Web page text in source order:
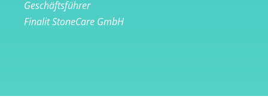
Geschäftsführer
Finalit StoneCare GmbH